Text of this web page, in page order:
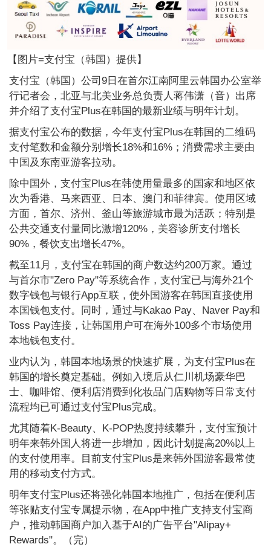
【图片=支付宝（韩国）提供】
支付宝（韩国）公司9日在首尔江南阿里云韩国办公室举
行记者会，北亚与北美业务总负责人蒋伟潇（音）出席
并介绍了支付宝Plus在韩国的最新业绩与明年计划。
据支付宝公布的数据，今年支付宝Plus在韩国的二维码
支付笔数和金额分别增长18%和16%；消费需求主要由
中国及东南亚游客拉动。
除中国外，支付宝Plus在韩使用量最多的国家和地区依
次为香港、马来西亚、日本、澳门和菲律宾。使用区域
方面，首尔、济州、釜山等旅游城市最为活跃；特别是
公共交通支付量同比激增120%，美容诊所支付增长
90%，餐饮支出增长47%。
截至11月，支付宝在韩国的商户数达约200万家。通过
与首尔市"Zero Pay"等系统合作，支付宝已与海外21个
数字钱包与银行App互联，使外国游客在韩国直接使用
本国钱包支付。同时，通过与Kakao Pay、Naver Pay和
Toss Pay连接，让韩国用户可在海外100多个市场使用
本地钱包支付。
业内认为，韩国本地场景的快速扩展，为支付宝Plus在
韩国的增长奠定基础。例如入境后从仁川机场豪华巴
士、咖啡馆、便利店消费到化妆品门店购物等日常支付
流程均已可通过支付宝Plus完成。
尤其随着K-Beauty、K-POP热度持续攀升，支付宝预计
明年来韩外国人将进一步增加，因此计划提高20%以上
的支付使用率。目前支付宝Plus是来韩外国游客最常使
用的移动支付方式。
明年支付宝Plus还将强化韩国本地推广，包括在便利店
等张贴支付宝专属提示物，在App中推广支持支付宝商
户，推动韩国商户加入基于AI的广告平台"Alipay+
Rewards"。（完）